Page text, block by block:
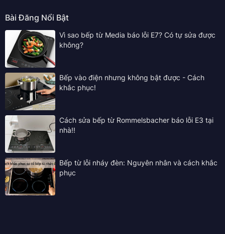
Bài Đăng Nổi Bật
Vì sao bếp từ Media báo lỗi E7? Có tự sửa được
không?
Bếp vào điện nhưng không bật được - Cách
khắc phục!
Cách sửa bếp từ Rommelsbacher báo lỗi E3 tại
nhà!!
Bếp từ lỗi nháy đèn: Nguyên nhân và cách khắc
phục